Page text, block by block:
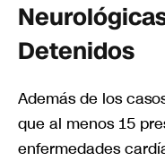
Detenidos
Además de los
que al menos 15
enfermedades